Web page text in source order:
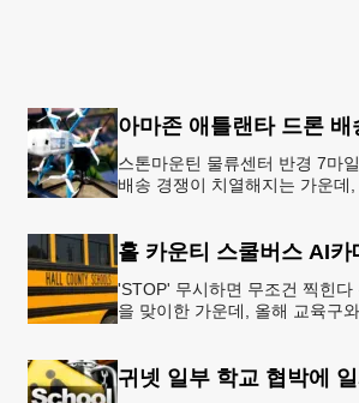
아마존 애틀랜타 드론 배
스톤마운틴 물류센터 반경 7마
배송 경쟁이 치열해지는 가운데
홀 카운티 스쿨버스 AI카
'STOP' 무시하면 무조건 찍힌
을 맞이한 가운데, 올해 교육구
귀넷 일부 학교 협박에